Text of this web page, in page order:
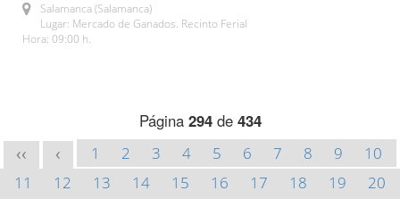
Salamanca (Salamanca)
Lugar: Mercado de Ganados. Recinto Ferial
Hora: 09:00 h.
Página 294de 434
<< < 1 2 3 4 5 6 7 8 9
10
11
12 13 14 15 16 17 18 19
20